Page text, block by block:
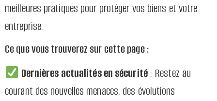
meilleures pratiques pour protéger vos biens et votre
entreprise.
Ce que vous trouverez sur cette page :
Dernières actualités en sécurité: Restez au
courant des nouvelles menaces, des évolutions